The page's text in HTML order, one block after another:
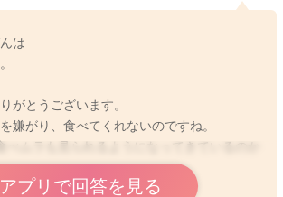
は
がとうございます。
嫌がり、食べてくれないのですね。
べムラも見られるようになってきているのか
アプリで回答を見る